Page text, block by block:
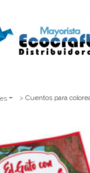
Cuentos para colorear gato con botas